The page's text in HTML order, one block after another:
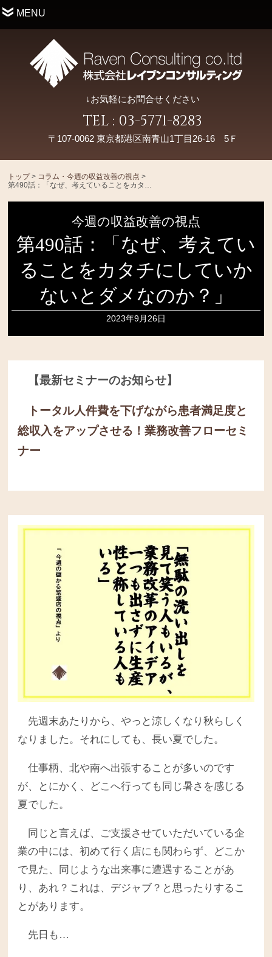
MENU
↓お気軽にお問合せください
TEL : 03-5771-8283
〒107-0062 東京都港区南青山1丁目26-16 5Ｆ
トップ> コラム・今週の収益改善の視点 >
今週の収益改善の視点
第490話：「なぜ、考えてい
ることをカタチにしていか
ないとダメなのか？」
2023年9月26日
【最新セミナーのお知らせ】
トータル人件費を下げながら患者満足度と
総収入をアップさせる！業務改善フローセミ
ナー
先週末あたりから、やっと涼しくなり秋らしく
なりました。それにしても、長い夏でした。
仕事柄、北や南へ出張することが多いのです
が、とにかく、どこへ行っても同じ暑さを感じる
夏でした。
同じと言えば、ご支援させていただいている企
業の中には、初めて行く店にも関わらず、どこか
で見た、同じような出来事に遭遇することがあ
り、あれ？これは、デジャブ？と思ったりするこ
とがあります。
先日も…